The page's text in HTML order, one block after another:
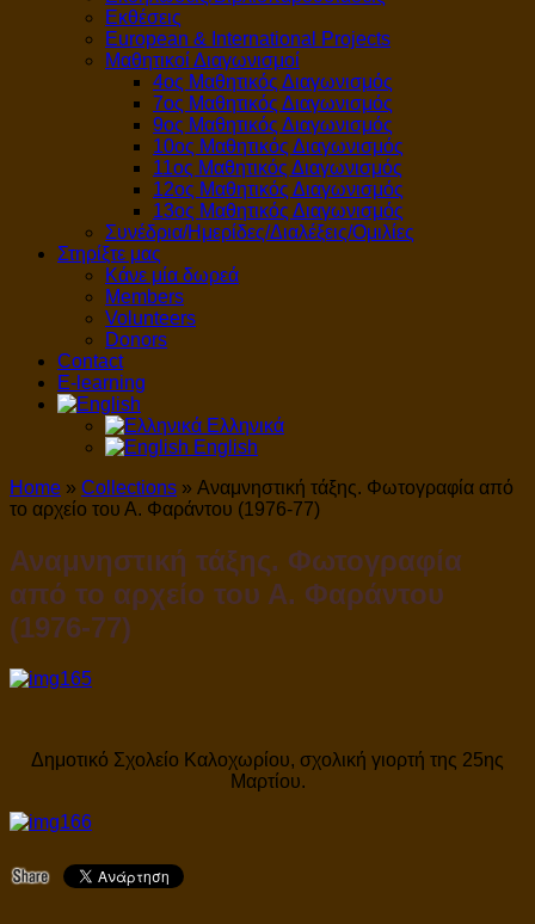
Εκθέσεις
European & International Projects
Μαθητικοί Διαγωνισμοί
4ος Μαθητικός Διαγωνισμός
7ος Μαθητικός Διαγωνισμός
9ος Μαθητικός Διαγωνισμός
10ος Μαθητικός Διαγωνισμός
11ος Μαθητικός Διαγωνισμός
12ος Μαθητικός Διαγωνισμός
13ος Μαθητικός Διαγωνισμός
Συνέδρια/Ημερίδες/Διαλέξεις/Ομιλίες
Στηρίξτε μας
Κάνε μία δωρεά
Members
Volunteers
Donors
Contact
E-learning
Ελληνικά
English
Home » Collections » Αναμνηστική τάξης. Φωτογραφία από
το αρχείο του Α. Φαράντου (1976-77)
Αναμνηστική τάξης. Φωτογραφία
από το αρχείο του Α. Φαράντου
(1976-77)
Δημοτικό Σχολείο Καλοχωρίου, σχολική γιορτή της 25ης
Μαρτίου.